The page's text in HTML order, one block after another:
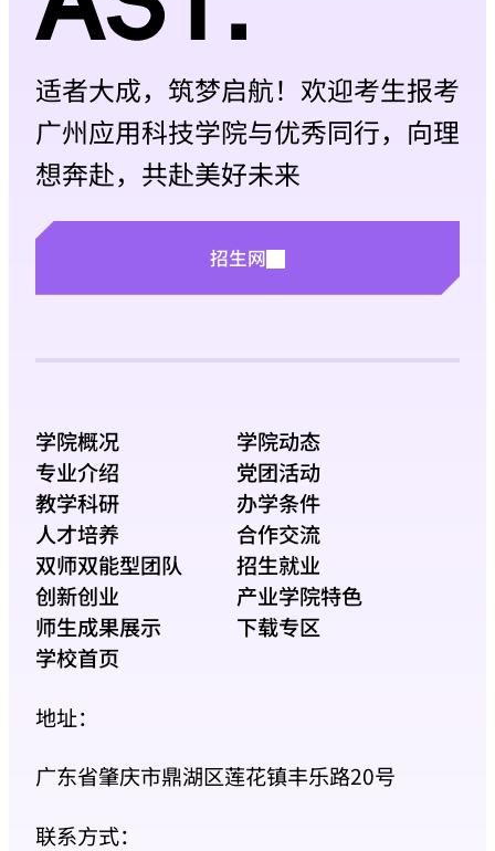
指导老师系统整理了教学材料，内容覆盖
适者大成，筑梦启航！欢迎考生报考
广州应用科技学院与优秀同行，向理
想奔赴，共赴美好未来
招生网
地址：
广东省肇庆市鼎湖区莲花镇丰乐路20号
联系方式：
学院概况
学院动态
专业介绍
党团活动
教学科研
办学条件
人才培养
合作交流
双师双能型团队
招生就业
创新创业
产业学院特色
师生成果展示
下载专区
学校首页